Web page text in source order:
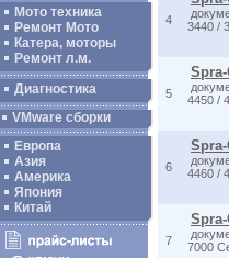
Мото техника
Ремонт Мото
Катера, моторы
Ремонт л.м.
Диагностика
VMware сборки
Европа
Азия
Америка
Япония
Китай
4
3440 /
5
4450 /
6
4460 /
7
7000